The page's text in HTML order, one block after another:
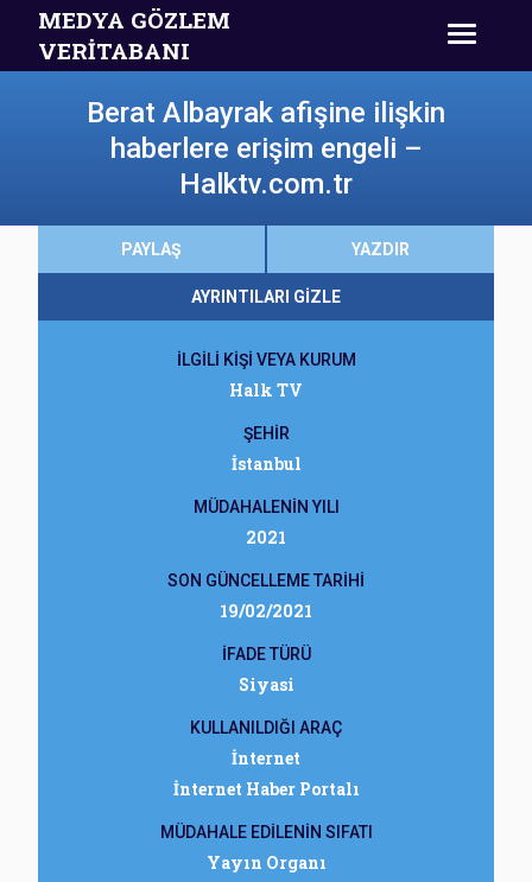
MEDYA GÖZLEM
VERİTABANI
Berat Albayrak afişine ilişkin
haberlere erişim engeli –
Halktv.com.tr
PAYLAŞ YAZDIR
AYRINTILARI GİZLE
İLGİLİ KİŞİ VEYA KURUM
Halk TV
ŞEHİR
İstanbul
MÜDAHALENİN YILI
2021
SON GÜNCELLEME TARİHİ
19/02/2021
İFADE TÜRÜ
Siyasi
KULLANILDIĞI ARAÇ
İnternet
İnternet Haber Portalı
MÜDAHALE EDİLENİN SIFATI
Yayın Organı